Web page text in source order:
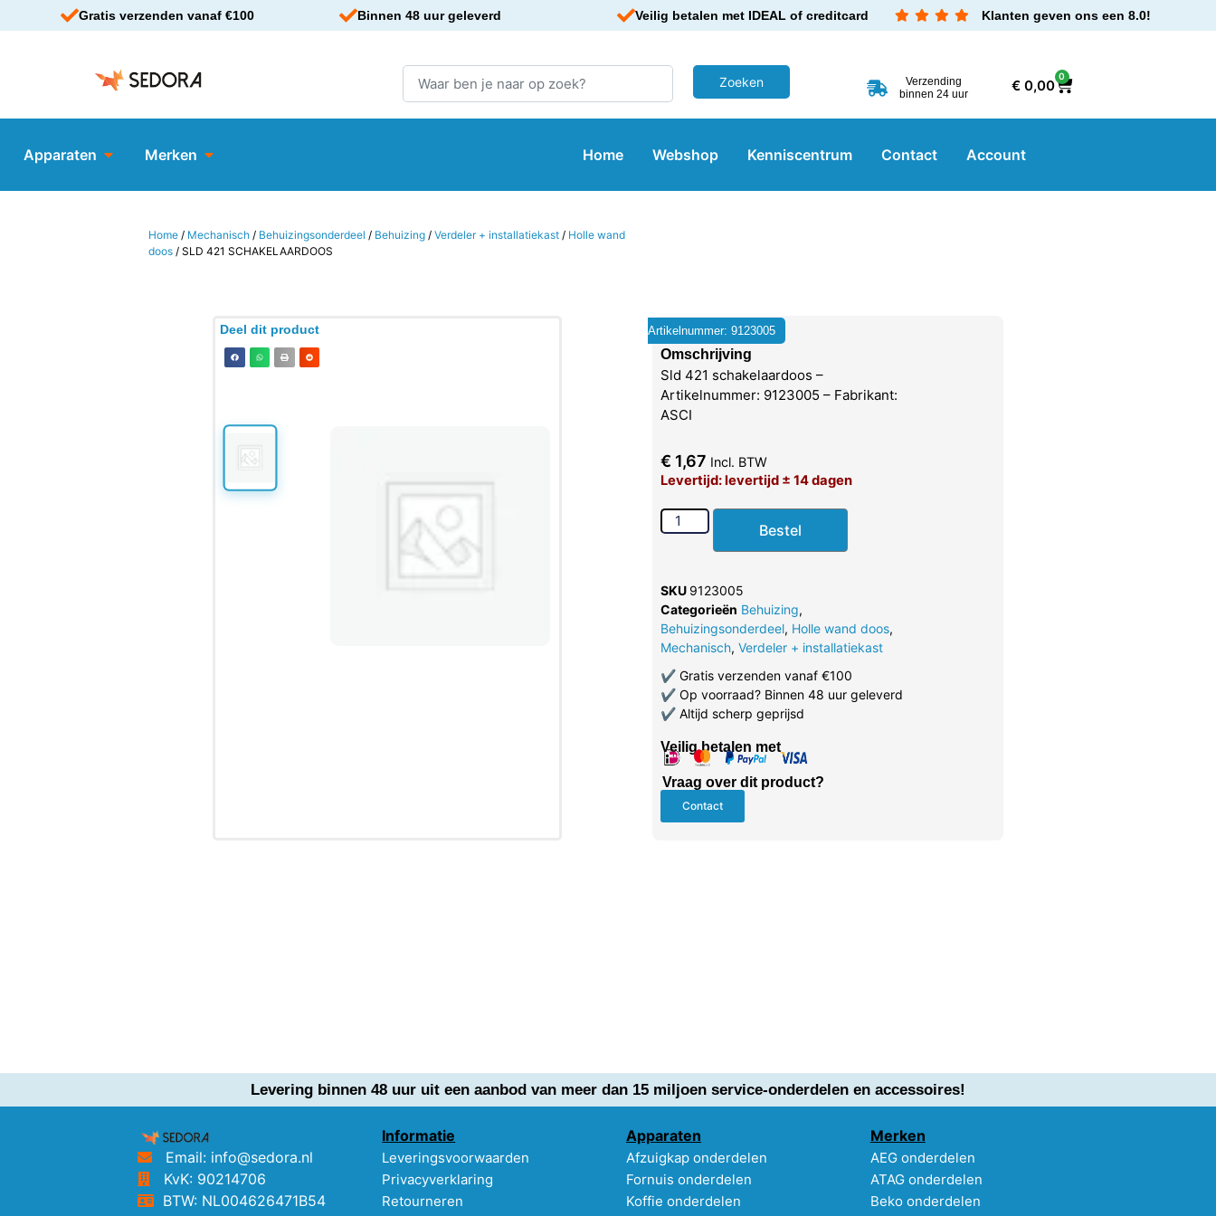
Gratis verzenden vanaf €100 Binnen 48 uur geleverd Veilig betalen met IDEAL of creditcard Klanten geven ons een 8.0!
Verzending
binnen 24 uur
€0,00
0
Apparaten Merken Home Webshop Kenniscentrum Contact Account
Home / Mechanisch / Behuizingsonderdeel / Behuizing /Verdeler + installatiekast / Holle wand
doos / SLD 421 SCHAKELAARDOOS
Deel dit product Artikelnummer: 9123005
Omschrijving
Sld 421 schakelaardoos –
Artikelnummer: 9123005 – Fabrikant:
ASCI
€ 1,67 Incl. BTW
Levertijd: levertijd ± 14 dagen
Bestel
SKU 9123005
Categorieën Behuizing,
Behuizingsonderdeel, Holle wand doos,
Mechanisch, Verdeler + installatiekast
✔Gratis verzenden vanaf €100
✔Op voorraad? Binnen 48 uur geleverd
✔Altijd scherp geprijsd
Veilig betalen met
Vraag over dit product?
Contact
Levering binnen 48 uur uit een aanbod van meer dan 15 miljoen service-onderdelen en accessoires!
Email: info@sedora.nl
KvK: 90214706
BTW: NL004626471B54
Informatie
Leveringsvoorwaarden
Privacyverklaring
Retourneren
Apparaten
Afzuigkap onderdelen
Fornuis onderdelen
Koffie onderdelen
Merken
AEG onderdelen
ATAG onderdelen
Beko onderdelen